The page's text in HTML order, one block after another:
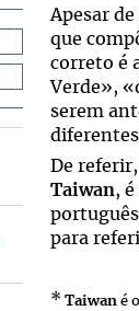
Apesar
que
correto é
Verde»,
serem
De
Taiwan,
para
* Taiwan é